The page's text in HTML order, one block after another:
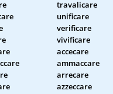
travalicare
unificare
verificare
vivificare
accecare
ammaccare
arrecare
azzeccare